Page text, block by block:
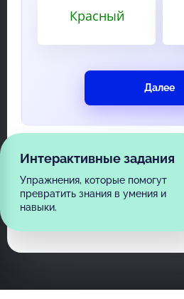
Красный
Далее
Интерактивные задания
Упражнения, которые помогут
превратить знания в умения и
навыки.